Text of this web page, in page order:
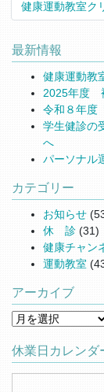
健康運動教室ク
最新情報
健康運動教
2025年度
令和８年度
学生健診の
へ
パーソナル
カテゴリー
お知らせ
休 診 (31)
健康チャン
運動教室
アーカイブ
アーカイブ
休業日カレンダ